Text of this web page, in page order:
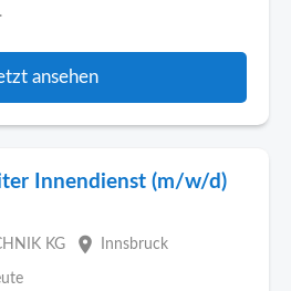
ansehen
Innendienst (m/w/d)
KG place Innsbruck